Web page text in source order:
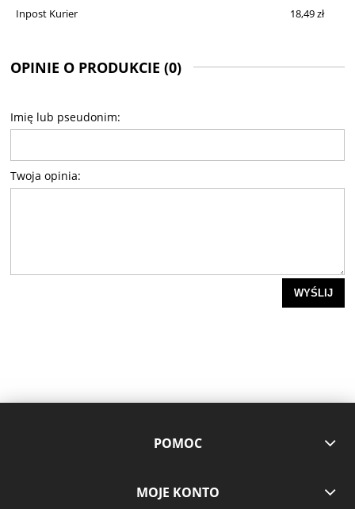
Inpost Kurier 18,49 zł
OPINIE O PRODUKCIE (0)
Imię lub pseudonim:
Twoja opinia:
WYŚLIJ
POMOC
MOJE KONTO